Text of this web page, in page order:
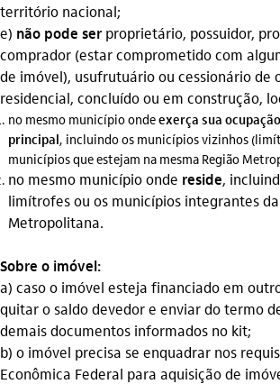
território nacional;
e) não pode ser proprietário, possuidor,
comprador (estar comprometido com
de imóvel), usufrutuário ou cessionário de
residencial, concluído ou em construção,
no mesmo município ondeexerça sua ocupação
principal, incluindo os municípios vizinhos
municípios que estejam na mesma Região
no mesmo município onde reside,
limítrofes ou os municípios integrantes
Metropolitana.
Sobre o imóvel:
a) caso o imóvel esteja financiado em
quitar o saldo devedor e enviar do termo
demais documentos informados no kit;
b) o imóvel precisa se enquadrar nos
Econômica Federal para aquisição de